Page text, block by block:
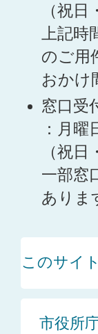
（祝
上記時
のご用
おかけ
窓口受
：月
（祝
一部窓
ありま
このサイ
市役所